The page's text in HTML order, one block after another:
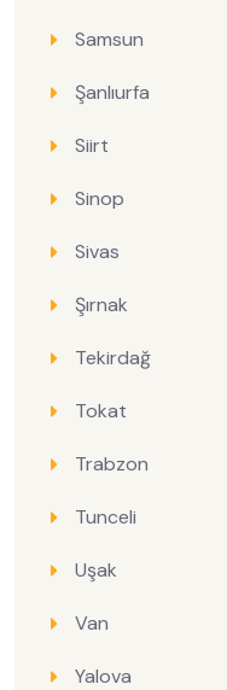
Samsun
Şanlıurfa
Siirt
Sinop
Sivas
Şırnak
Tekirdağ
Tokat
Trabzon
Tunceli
Uşak
Van
Yalova